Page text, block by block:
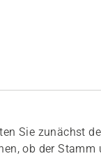
Sie zunächst
ob der Stamm